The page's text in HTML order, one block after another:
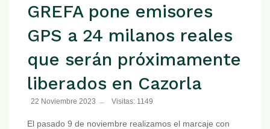
GREFA pone emisores
GPS a 24 milanos reales
que serán próximamente
liberados en Cazorla
22 Noviembre 2023 Visitas: 1149
El pasado 9 de noviembre realizamos el marcaje con